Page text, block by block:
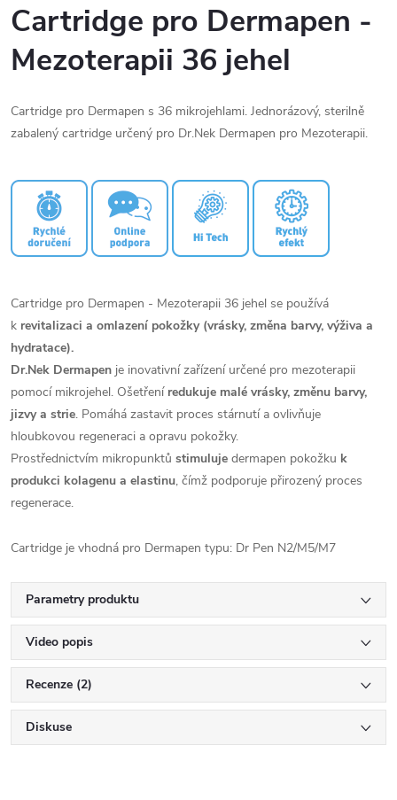
Cartridge pro Dermapen -
Mezoterapii 36 jehel
Cartridge pro Dermapen s 36 mikrojehlami. Jednorázový, sterilně
zabalený cartridge určený pro Dr.Nek Dermapen pro Mezoterapii.
Cartridge pro Dermapen - Mezoterapii 36 jehel se používá
k revitalizaci a omlazení pokožky (vrásky, změna barvy, výživa a
hydratace).
Dr.Nek Dermapen je inovativní zařízení určené pro mezoterapii
pomocí mikrojehel. Ošetření redukuje malé vrásky, změnu barvy,
jizvy a strie. Pomáhá zastavit proces stárnutí a ovlivňuje
hloubkovou regeneraci a opravu pokožky.
Prostřednictvím mikropunktů stimuluje dermapen pokožku k
produkci kolagenu a elastinu, čímž podporuje přirozený proces
regenerace.
Cartridge je vhodná pro Dermapen typu: Dr Pen N2/M5/M7
Parametry produktu
Video popis
Recenze (2)
Diskuse